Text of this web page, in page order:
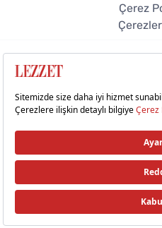
Çerez
© 2026 Lezzet Online.